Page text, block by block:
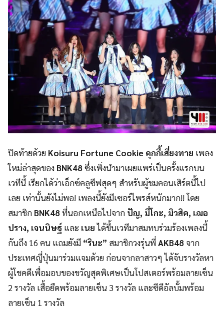
ปิดท้ายด้วย Koisuru Fortune Cookie คุกกี้เสี่ยงทาย เพลง
ใหม่ล่าสุดของ BNK48ซึ่งเพิ่งนำมาเผยแพร่เป็นครั้งแรกบน
เวทีนี้ เรียกได้ว่าเอ็กซ์คลูซีฟสุดๆ สำหรับผู้ชมคอนเสิร์ตนี้ไป
เลย เท่านั้นยังไม่พอ! เพลงนี้ยังมีเซอร์ไพรส์หนักมาก!!โดย
สมาชิก BNK48ที่นอกเหนือไปจาก ปัญ, มี่โกะ, มิวสิค, เฌอ
ปราง, เจนนิษฐ์ และ เนยได้ขึ้นเวทีมาสมทบร่วมร้องเพลงนี้
กันถึง 16 คน แถมยังมี “รินะ” สมาชิกวงรุ่นพี่AKB48 จาก
ประเทศญี่ปุ่นมาร่วมแจมด้วย ก่อนจากลาสาวๆ ได้จับรางวัลหา
ผู้โชคดีเพื่อมอบของขวัญสุดพิเศษเป็นโปสเตอร์พร้อมลายเซ็น
2 รางวัล เสื้อยืดพร้อมลายเซ็น 3 รางวัล และซีดีอัลบั้มพร้อม
ลายเซ็น 1 รางวัล